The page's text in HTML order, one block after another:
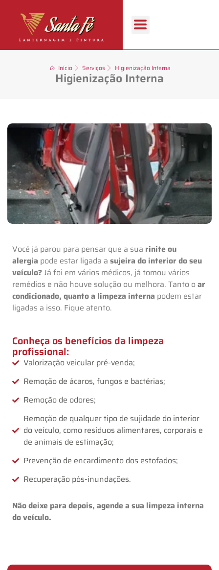
Início Serviços Higienização Interna
Higienização Interna
Você já parou para pensar que a sua rinite ou
alergia pode estar ligada a sujeira do interior do seu
veículo?Já foi em vários médicos, já tomou vários
remédios e não houve solução ou melhora. Tanto oar
condicionado, quanto a limpeza interna podem estar
ligadas a isso. Fique atento.
Conheça os benefícios da limpeza
profissional:
Valorização veicular pré-venda;
Remoção de ácaros, fungos e bactérias;
Remoção de odores;
Remoção de qualquer tipo de sujidade do interior
do veículo, como resíduos alimentares, corporais e
de animais de estimação;
Prevenção de encardimento dos estofados;
Recuperação pós-inundações.
Não deixe para depois, agende a sua limpeza interna
do veículo.